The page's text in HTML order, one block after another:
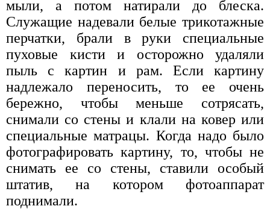
мыли, а потом натирали до блеска.
Служащие надевали белые трикотажные
перчатки, брали в руки специальные
пуховые кисти и осторожно удаляли
пыль с картин и рам. Если картину
надлежало переносить, то ее очень
бережно, чтобы меньше сотрясать,
снимали со стены и клали на ковер или
специальные матрацы. Когда надо было
фотографировать картину, то, чтобы не
снимать ее со стены, ставили особый
штатив, на котором фотоаппарат
поднимали.